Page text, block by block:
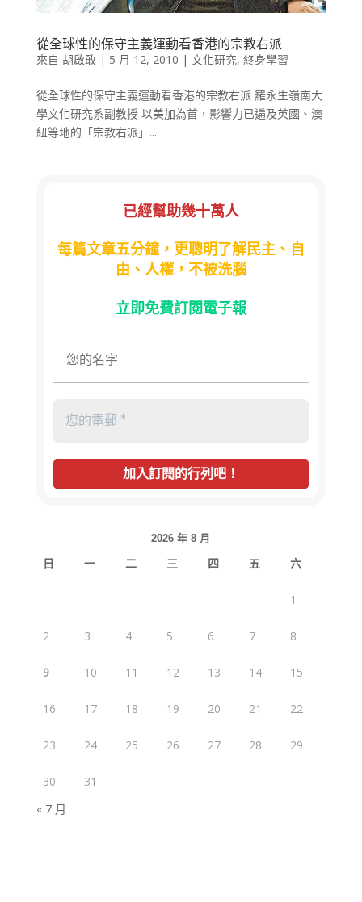
從全球性的保守主義運動看香港的宗教右派
來自 胡啟敢| 5 月 12, 2010 | 文化研究, 終身學習
從全球性的保守主義運動看香港的宗教右派 羅永生嶺南大
學文化研究系副教授 以美加為首，影響力已遍及英國、澳
紐等地的「宗教右派」...
已經幫助幾十萬人
每篇文章五分鐘，更聰明了解民主、自
由、人權，不被洗腦
立即免費訂閱電子報
2026 年 8 月
日 一 二 三 四 五 六
1
2 3 4 5 6 7 8
9 10 11 12 13 14 15
16 17 18 19 20 21 22
23 24 25 26 27 28 29
30
31
« 7 月